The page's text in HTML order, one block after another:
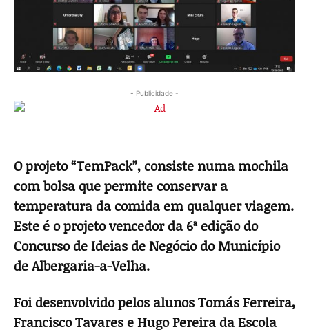
- Publicidade -
O projeto “TemPack”, consiste numa mochila
com bolsa que permite conservar a
temperatura da comida em qualquer viagem.
Este é o projeto vencedor da 6ª edição do
Concurso de Ideias de Negócio do Município
de Albergaria-a-Velha.
Foi desenvolvido pelos alunos Tomás Ferreira,
Francisco Tavares e Hugo Pereira da Escola